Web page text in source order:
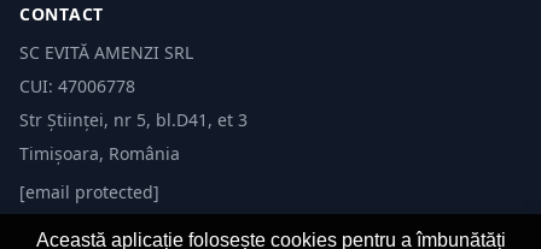
CONTACT
SC EVITĂ AMENZI SRL
CUI: 47006778
Str Științei, nr 5, bl.D41, et 3
Timișoara, România
[email protected]
Această aplicație folosește cookies pentru a îmbunătăți